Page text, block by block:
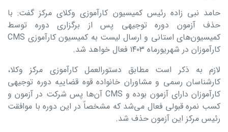
حامد نبی زاده رئیس کمیسیون کارآموزی وکلای مرکز گفت: با
حذف آزمون دوره توجیهی پس از برگزاری دوره توسط
کمیسیون‌های استانی و ارسال لیست به کمیسیون کارآموزی CMS
کارآموزان در شهریورماه ۱۴۰۳ فعال خواهد شد.
لازم به ذکر است مطابق دستورالعمل کارآموزی مرکز وکلا،
کارشناسان رسمی و مشاوران خانواده قوه قضاییه دوره توجیهی
کارآموزان دارای آزمون بوده و CMS آن‌ها پس شرکت در آزمون و
کسب نمره قبولی فعال می‌شد که مشخصاً در این دوره با موافقت
رئیس مرکز این آزمون حذف شد.